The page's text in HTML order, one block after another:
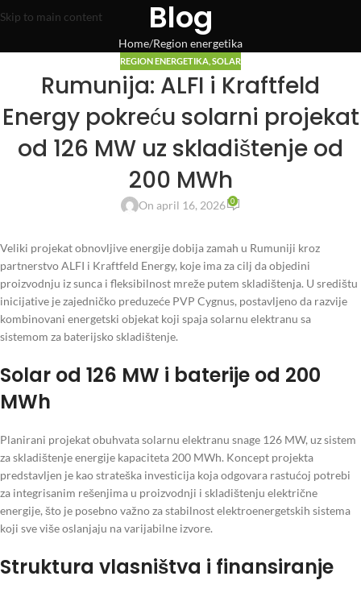
Skip to main content Blog
Home Region energetika
REGION ENERGETIKA SOLAR
Rumunija: ALFI i Kraftfeld
Energy pokreću solarni projekat
od 126 MW uz skladištenje od
200 MWh
On april 16, 2026 0
Veliki projekat obnovljive energije dobija zamah u Rumuniji kroz
partnerstvo ALFI i Kraftfeld Energy, koje ima za cilj da objedini
proizvodnju iz sunca i fleksibilnost mreže putem skladištenja. U središtu
inicijative je zajedničko preduzeće PVP Cygnus, postavljeno da razvije
kombinovani energetski objekat koji spaja solarnu elektranu sa
sistemom za baterijsko skladištenje.
Solar od 126 MW i baterije od 200
MWh
Planirani projekat obuhvata solarnu elektranu snage 126 MW, uz sistem
za skladištenje energije kapaciteta 200 MWh. Koncept projekta
predstavljen je kao strateška investicija koja odgovara rastućoj potrebi
za integrisanim rešenjima u proizvodnji i skladištenju električne
energije, što je posebno važno za stabilnost elektroenergetskih sistema
koji sve više oslanjaju na varijabilne izvore.
Struktura vlasništva i finansiranje